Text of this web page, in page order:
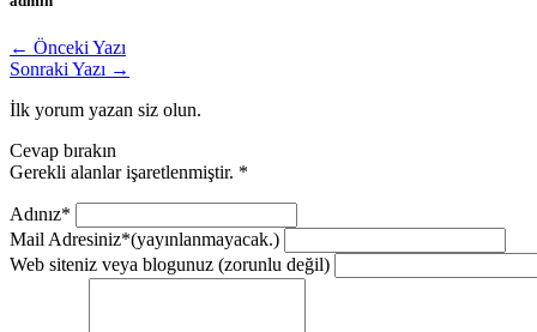
← Önceki Yazı
Sonraki Yazı →
İlk yorum yazan siz olun.
Cevap bırakın
Gerekli alanlar işaretlenmiştir. *
Adınız*
Mail Adresiniz*(yayınlanmayacak.)
Web siteniz veya blogunuz (zorunlu değil)